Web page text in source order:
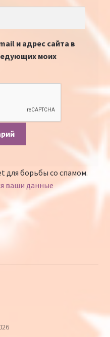
и адрес сайта в
моих
для борьбы со спамом.
ваши данные